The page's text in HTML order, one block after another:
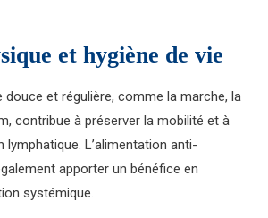
et hygiène de vie
douce et régulière, comme la marche, la
contribue à préserver la mobilité et à
L’alimentation anti-
apporter un bénéfice en
systémique.